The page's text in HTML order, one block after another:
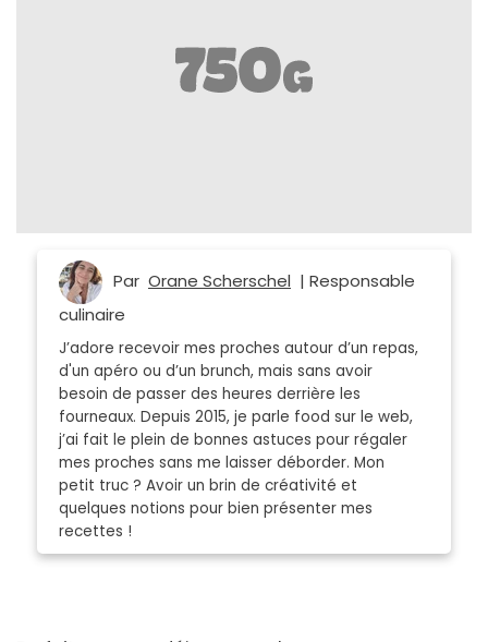
Par Orane Scherschel | Responsable
culinaire
J’adore recevoir mes proches autour d’un repas,
d'un apéro ou d’un brunch, mais sans avoir
besoin de passer des heures derrière les
fourneaux. Depuis 2015, je parle food sur le web,
j’ai fait le plein de bonnes astuces pour régaler
mes proches sans me laisser déborder. Mon
petit truc ? Avoir un brin de créativité et
quelques notions pour bien présenter mes
recettes !